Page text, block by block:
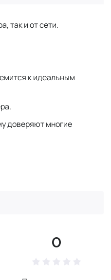
так и от сети.
к идеальным
доверяют многие
0